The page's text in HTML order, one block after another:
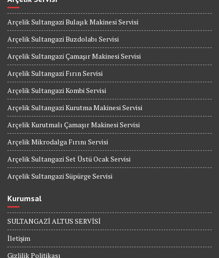
Arçelik Sultangazi Bulaşık Makinesi Servisi
Arçelik Sultangazi Buzdolabı Servisi
Arçelik Sultangazi Çamaşır Makinesi Servisi
Arçelik Sultangazi Fırın Servisi
Arçelik Sultangazi Kombi Servisi
Arçelik Sultangazi Kurutma Makinesi Servisi
Arçelik Kurutmalı Çamaşır Makinesi Servisi
Arçelik Mikrodalga Fırını Servisi
Arçelik Sultangazi Set Üstü Ocak Servisi
Arçelik Sultangazi Süpürge Servisi
Kurumsal
SULTANGAZİ ALTUS SERVİSİ
İletişim
Gizlilik Politikası